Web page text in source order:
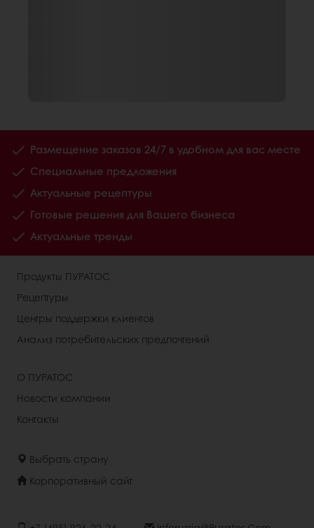
Размещение заказов 24/7 в удобном для вас месте
Специальные предложения
Актуальные рецептуры
Готовые решения для Вашего бизнеса
Актуальные тренды
Продукты ПУРАТОС
Рецептуры
Центры поддержки клиентов
Анализ потребительских предпочтений
О ПУРАТОС
Новости компании
Контакты
Выбрать страну
Корпоративный сайт